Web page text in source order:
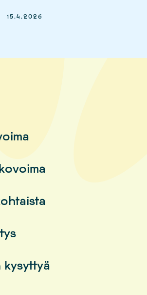
15.4.2026
kysyttyä